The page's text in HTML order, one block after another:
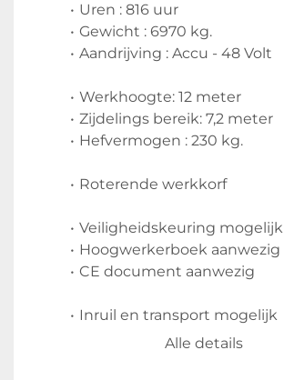
Uren : 816 uur
Gewicht : 6970 kg.
Aandrijving : Accu - 48 Volt
Werkhoogte: 12 meter
Zijdelings bereik: 7,2 meter
Hefvermogen : 230 kg.
Roterende werkkorf
Veiligheidskeuring mogelijk
Hoogwerkerboek aanwezig
CE document aanwezig
Inruil en transport mogelijk
Alle details